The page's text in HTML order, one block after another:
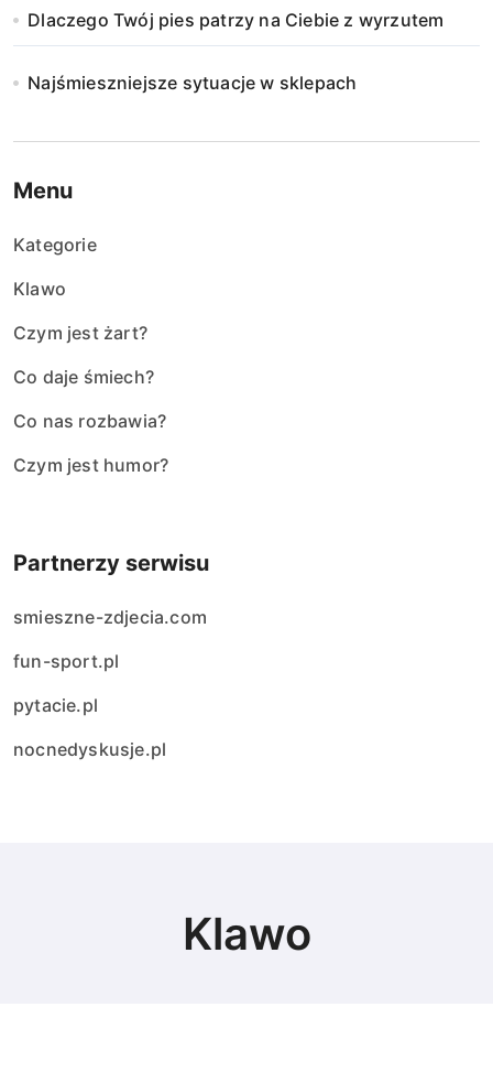
Dlaczego Twój pies patrzy na Ciebie z wyrzutem
Najśmieszniejsze sytuacje w sklepach
Menu
Kategorie
Klawo
Czym jest żart?
Co daje śmiech?
Co nas rozbawia?
Czym jest humor?
Partnerzy serwisu
smieszne-zdjecia.com
fun-sport.pl
pytacie.pl
nocnedyskusje.pl
Klawo